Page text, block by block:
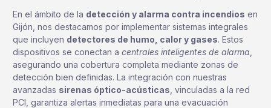
En el ámbito de la detección y alarma contra incendios en
Gijón, nos destacamos por implementar sistemas integrales
que incluyen detectores de humo, calor y gases. Estos
dispositivos se conectan a centrales inteligentes de alarma
asegurando una cobertura completa mediante zonas de
detección bien definidas. La integración con nuestras
avanzadas sirenas óptico-acústicas , vinculadas a la red
PCI, garantiza alertas inmediatas para una evacuación